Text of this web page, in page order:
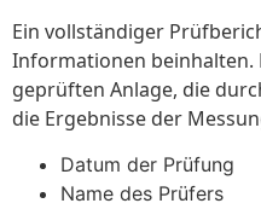
Ein vollständiger
Informationen beinhalten.
geprüften Anlage, die
die Ergebnisse der
Datum der Prüfung
Name des Prüfers